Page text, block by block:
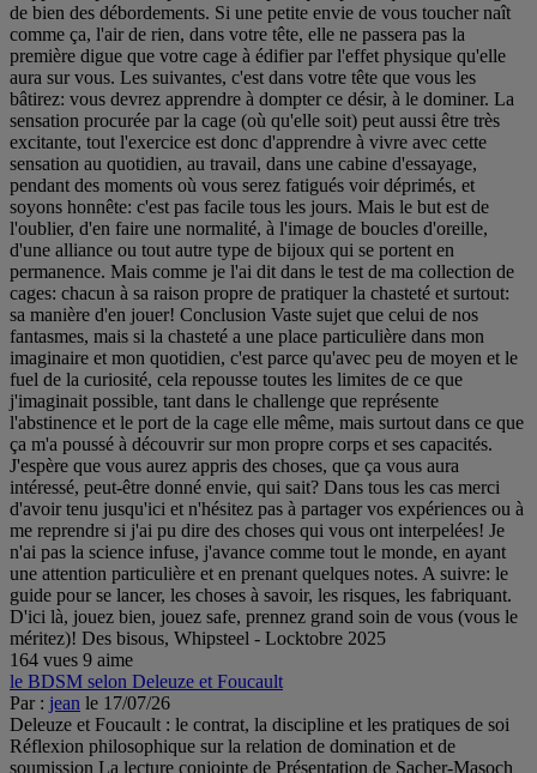
164 vues 9 aime
le BDSM selon Deleuze et Foucault
Par : jean le 17/07/26
Deleuze et Foucault : le contrat, la discipline et les pratiques de soi
Réflexion philosophique sur la relation de domination et de
soumission La lecture conjointe de Présentation de Sacher-Masoch